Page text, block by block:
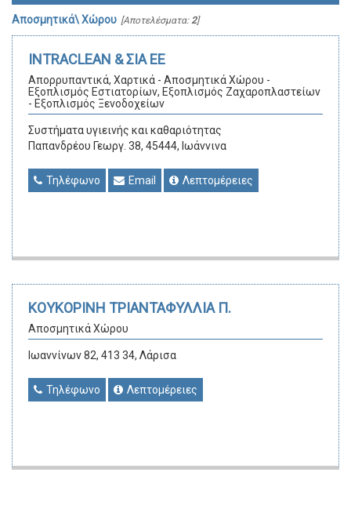
Αποσμητικά\ Χώρου [Αποτελέσματα:2]
INTRACLEAN & ΣΙΑ ΕΕ
Απορρυπαντικά, Χαρτικά - Αποσμητικά Χώρου -
Εξοπλισμός Εστιατορίων, Εξοπλισμός Ζαχαροπλαστείων
- Εξοπλισμός Ξενοδοχείων
Συστήματα υγιεινής και καθαριότητας
Παπανδρέου Γεωργ. 38, 45444, Ιωάννινα
Τηλέφωνο Email Λεπτομέρειες
ΚΟΥΚΟΡΙΝΗ ΤΡΙΑΝΤΑΦΥΛΛΙΑ Π.
Αποσμητικά Χώρου
Ιωαννίνων 82, 413 34, Λάρισα
Τηλέφωνο Λεπτομέρειες